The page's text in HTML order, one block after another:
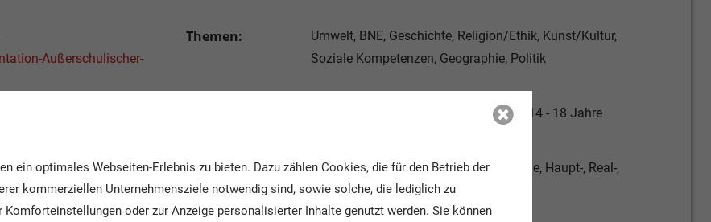
Außerschulischer-
Themen:
Umwelt, BNE, Geschichte, Religion/Ethik, Kunst/Kultur,
Soziale Kompetenzen, Geographie, Politik
3 - 6 Jahre, 6 - 10 Jahre, 10 - 14 Jahre, 14 - 18 Jahre
Schulformen:
Kindergarten, Grundschule, Förderschule, Haupt-, Real-,
Oberschule, Gymnasien
ein optimales Webseiten-Erlebnis zu bieten. Dazu zählen Cookies, die für den Betrieb der
kommerziellen Unternehmensziele notwendig sind, sowie solche, die lediglich zu
oder zur Anzeige personalisierter Inhalte genutzt werden. Sie können